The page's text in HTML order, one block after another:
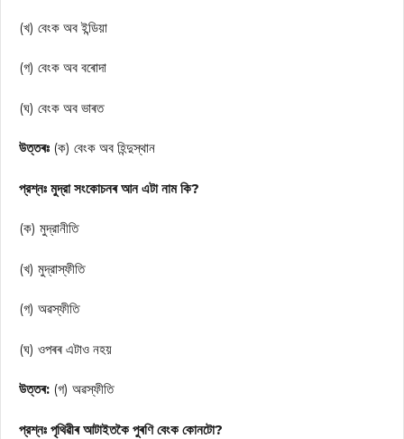
(খ) বেংক অব ইন্ডিয়া
(গ) বেংক অব বৰোদা
(ঘ) বেংক অব ভাৰত
উত্তৰঃ (ক) বেংক অব হিন্দুস্থান
প্রশ্নঃ মুদ্রা সংকোচনৰ আন এটা নাম কি?
(ক) মুদ্রানীতি
(খ) মুদ্রাস্ফীতি
(গ) অৱস্ফীতি
(ঘ) ওপৰৰ এটাও নহয়
উত্তৰ: (গ) অৱস্ফীতি
প্রশ্নঃ পৃথিৱীৰ আটাইতকৈ পুৰণি বেংক কোনটো?